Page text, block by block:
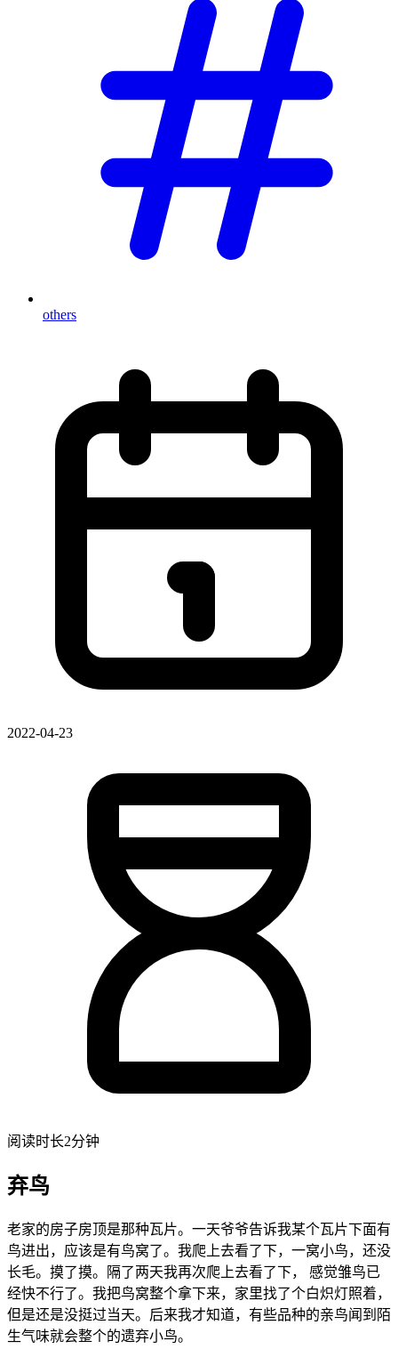
others
2022-04-23
阅读时长2分钟
弃鸟
老家的房子房顶是那种瓦片。一天爷爷告诉我某个瓦片下面有
鸟进出，应该是有鸟窝了。我爬上去看了下，一窝小鸟，还没
长毛。摸了摸。隔了两天我再次爬上去看了下， 感觉雏鸟已
经快不行了。我把鸟窝整个拿下来，家里找了个白炽灯照着，
但是还是没挺过当天。后来我才知道，有些品种的亲鸟闻到陌
生气味就会整个的遗弃小鸟。